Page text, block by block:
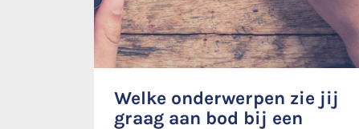
Welke onderwerpen zie jij
graag aan bod bij een